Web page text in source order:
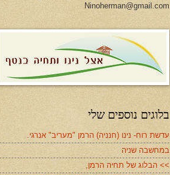
Ninoherman@gmail.com
בלוגים נוספים שלי
עדשת רוח- נינו (חנניה) הרמן "מעריב" אנרגי.
במחשבה שניה
>> הבלוג של תחיה הרמן,